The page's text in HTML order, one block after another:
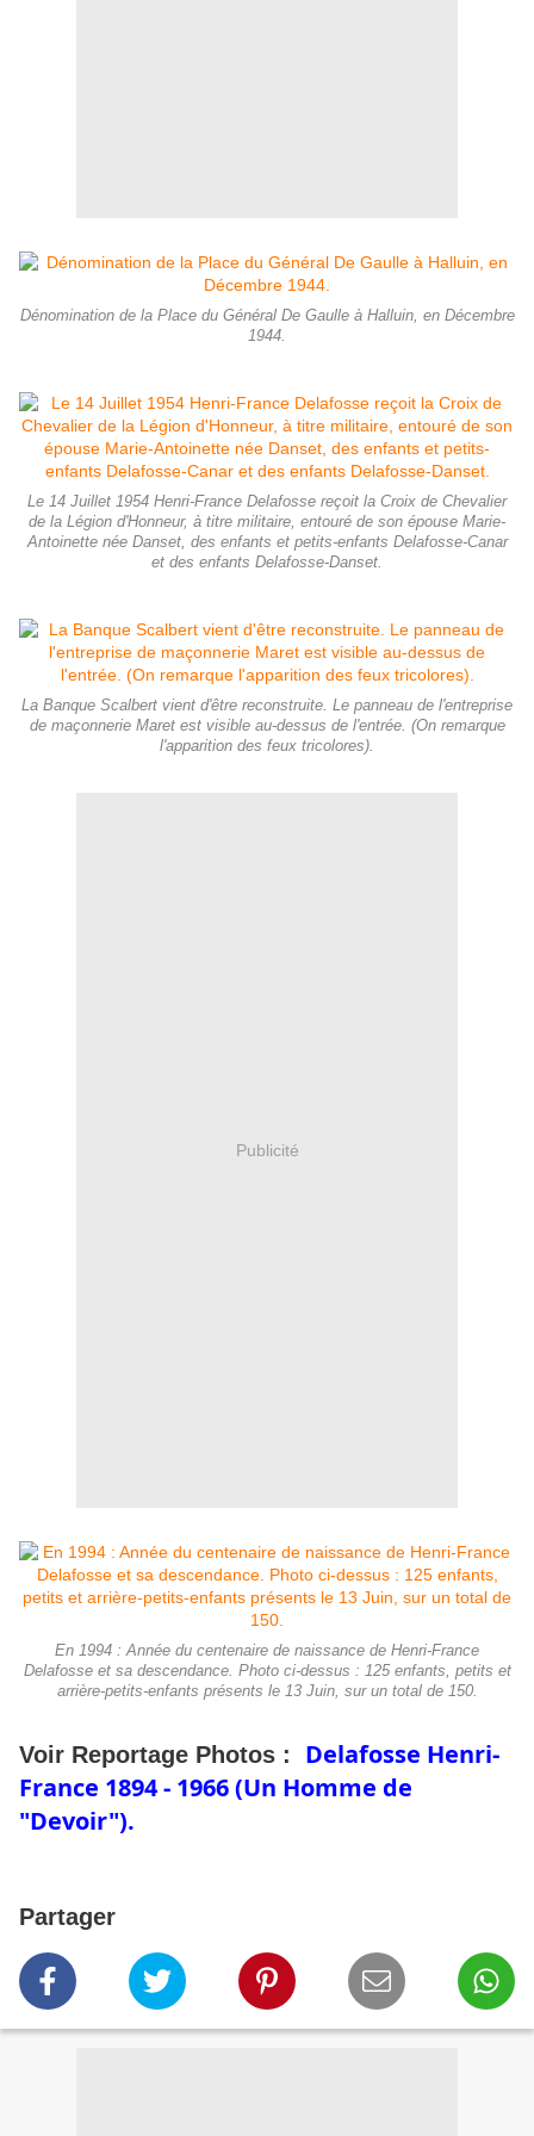
Dénomination de la Place du Général De Gaulle à Halluin, en Décembre
1944.
Le 14 Juillet 1954 Henri-France Delafosse reçoit la Croix de Chevalier
de la Légion d'Honneur, à titre militaire, entouré de son épouse Marie-
Antoinette née Danset, des enfants et petits-enfants Delafosse-Canar
et des enfants Delafosse-Danset.
La Banque Scalbert vient d'être reconstruite. Le panneau de l'entreprise
de maçonnerie Maret est visible au-dessus de l'entrée. (On remarque
l'apparition des feux tricolores).
Publicité
En 1994 : Année du centenaire de naissance de Henri-France
Delafosse et sa descendance. Photo ci-dessus : 125 enfants, petits et
arrière-petits-enfants présents le 13 Juin, sur un total de 150.
Voir Reportage Photos : Delafosse Henri-
France 1894 - 1966 (Un Homme de
"Devoir").
Partager